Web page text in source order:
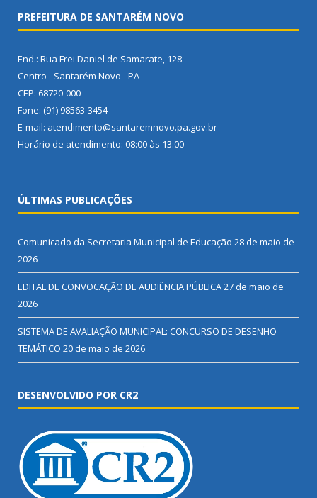
PREFEITURA DE SANTARÉM NOVO
End.: Rua Frei Daniel de Samarate, 128
Centro - Santarém Novo - PA
CEP: 68720-000
Fone: (91) 98563-3454
E-mail: atendimento@santaremnovo.pa.gov.br
Horário de atendimento: 08:00 às 13:00
ÚLTIMAS PUBLICAÇÕES
Comunicado da Secretaria Municipal de Educação 28 de maio de
2026
EDITAL DE CONVOCAÇÃO DE AUDIÊNCIA PÚBLICA27 de maio de
2026
SISTEMA DE AVALIAÇÃO MUNICIPAL: CONCURSO DE DESENHO
TEMÁTICO 20 de maio de 2026
DESENVOLVIDO POR CR2